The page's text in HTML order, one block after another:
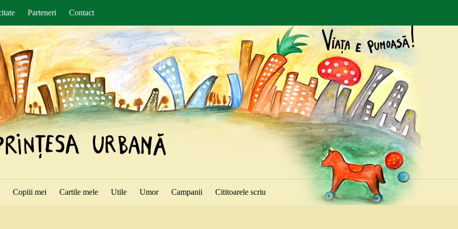
Parteneri Contact
Copiii mei Cartile mele Utile Umor Campanii Cititoarele scriu